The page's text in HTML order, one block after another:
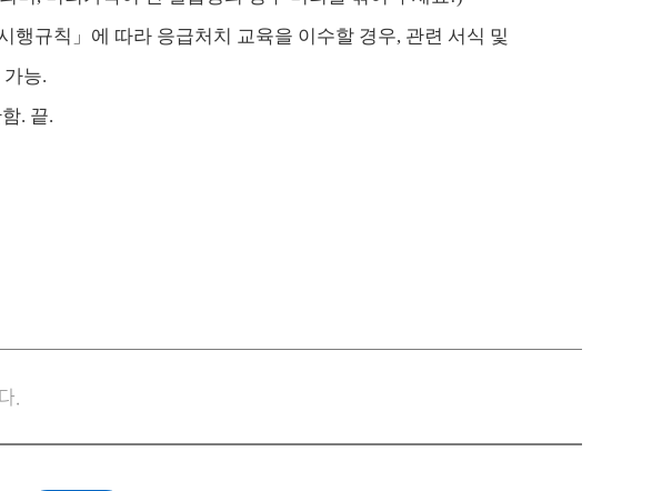
행규칙 」 에 따라 응급처치 교육을 이수할 경우, 관련 서식 및
가능.
. 끝.
.